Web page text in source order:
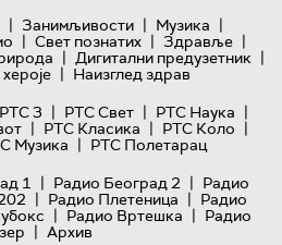
| Занимљивости | Музика |
| Свет познатих | Здравље |
| Дигитални предузетник |
| Наизглед здрав
РТС 3 | РТС Свет | РТС Наука |
| РТС Класика | РТС Коло |
Музика | РТС Полетарац
1 | Радио Београд 2 | Радио
| Радио Плетеница | Радио
| Радио Вртешка | Радио
| Архив